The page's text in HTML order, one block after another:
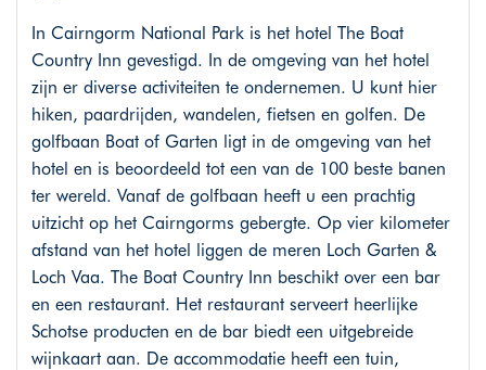
In Cairngorm National Park is het hotel The Boat
Country Inn gevestigd. In de omgeving van het hotel
zijn er diverse activiteiten te ondernemen. U kunt hier
hiken, paardrijden, wandelen, fietsen en golfen. De
golfbaan Boat of Garten ligt in de omgeving van het
hotel en is beoordeeld tot een van de 100 beste banen
ter wereld. Vanaf de golfbaan heeft u een prachtig
uitzicht op het Cairngorms gebergte. Op vier kilometer
afstand van het hotel liggen de meren Loch Garten &
Loch Vaa. The Boat Country Inn beschikt over een bar
en een restaurant. Het restaurant serveert heerlijke
Schotse producten en de bar biedt een uitgebreide
wijnkaart aan. De accommodatie heeft een tuin,